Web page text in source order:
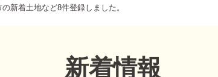
新着土地など8件登録しました。
新着情報